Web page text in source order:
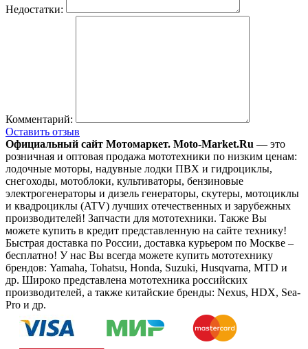
Недостатки:
Комментарий:
Оставить отзыв
Официальный сайт Мотомаркет. Moto-Market.Ru — это
розничная и оптовая продажа мототехники по низким ценам:
лодочные моторы, надувные лодки ПВХ и гидроциклы,
снегоходы, мотоблоки, культиваторы, бензиновые
электрогенераторы и дизель генераторы, скутеры, мотоциклы
и квадроциклы (ATV) лучших отечественных и зарубежных
производителей! Запчасти для мототехники. Также Вы
можете купить в кредит представленную на сайте технику!
Быстрая доставка по России, доставка курьером по Москве –
бесплатно! У нас Вы всегда можете купить мототехнику
брендов: Yamaha, Tohatsu, Honda, Suzuki, Husqvarna, MTD и
др. Широко представлена мототехника российских
производителей, а также китайские бренды: Nexus, HDX, Sea-
Pro и др.